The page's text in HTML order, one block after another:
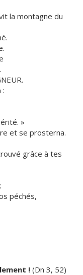
la montagne du
:
»
et se prosterna.
grâce à tes
péchés,
!(Dn 3, 52)